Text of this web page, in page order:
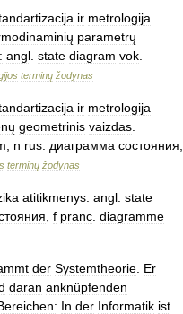
ir metrologija
parametrų
angl state diagram vok
terminų žodynas
ir metrologija
geometrinis vaizdas
n rus диаграмма состояния
terminų žodynas
atitikmenys: angl state
f pranc diagramme
der Systemtheorie Er
daran anknüpfenden
In der Informatik ist